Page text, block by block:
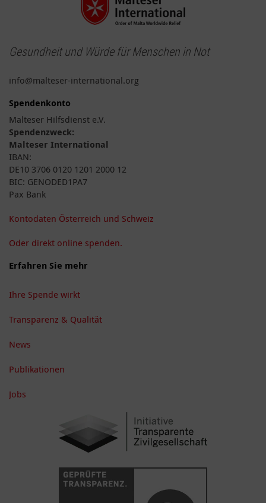
Gesundheit und Würde für Menschen in Not
info@malteser-international.org
Spendenkonto
Malteser Hilfsdienst e.V.
Spendenzweck:
Malteser International
IBAN:
DE10 3706 0120 1201 2000 12
BIC: GENODED1PA7
Pax Bank
Kontodaten Österreich und Schweiz
Oder direkt online spenden.
Erfahren Sie mehr
Ihre Spende wirkt
Transparenz & Qualität
News
Publikationen
Jobs